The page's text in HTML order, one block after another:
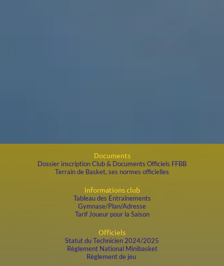
Documents
Dossier inscription Club & Documents Officiels FFBB
Terrain de Basket, ses normes officielles
Informations club
Tableau des Entraînements
Gymnase/Plan/Adresse
Tarif Joueur pour la Saison
Officiels
Statut duTechnicien 2024/2025
Règlement National Minibasket
Règlement de jeu